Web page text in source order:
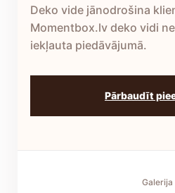
Deko vide jānodrošina
Momentbox.lv deko vidi
iekļauta piedāvājumā.
Pārbaudīt
Galerija